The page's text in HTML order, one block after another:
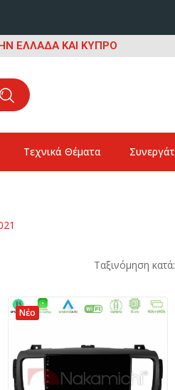
ΕΛΛΑΔΑ ΚΑΙ ΚΥΠΡΟ
Τεχνικά Θέματα
Ταξινόμηση κατά:
Νέο